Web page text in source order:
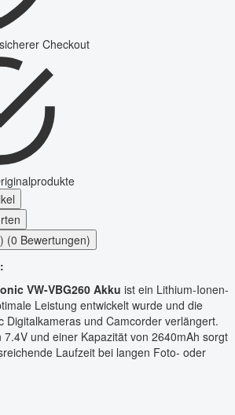
Checkout
(0 Bewertungen)
VW-VBG260 Akku ist ein Lithium-Ionen-
Leistung entwickelt wurde und die
Digitalkameras und Camcorder verlängert.
und einer Kapazität von 2640mAh sorgt
Laufzeit bei langen Foto- oder